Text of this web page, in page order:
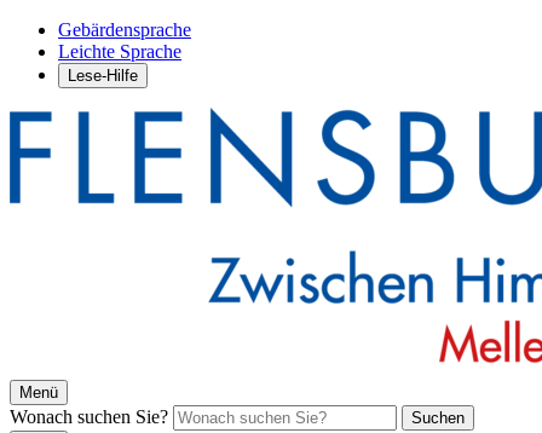
Gebärdensprache
Leichte Sprache
Lese-Hilfe
Menü
Wonach suchen Sie?
Suchen